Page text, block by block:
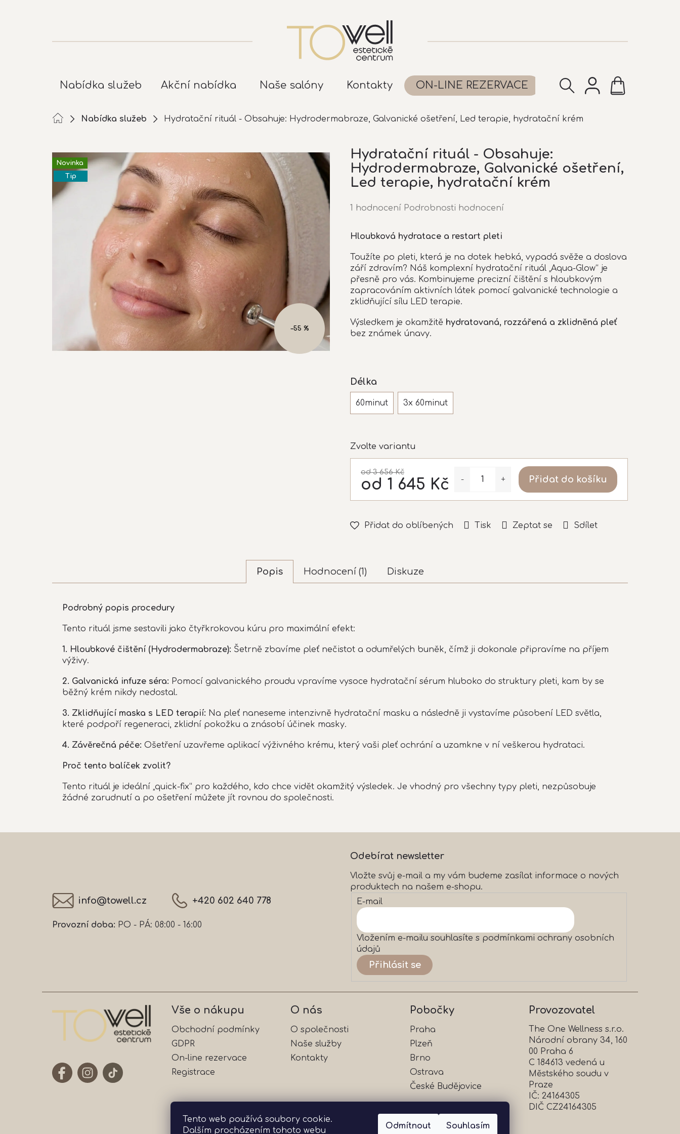
Tento web používá soubory cookie.
Dalším procházením tohoto webu
Odmítnout Souhlasím
NÁKUPNÍ
KOŠÍK
Nabídka služeb Akční nabídka Naše salóny Kontakty ON-LINE REZERVACE
Nabídka služeb Hydratační rituál - Obsahuje: Hydrodermabraze, Galvanické ošetření, Led terapie, hydratační krém
–55 %
Novinka
Tip
Zvolte variantu
Délka
60minut 3x 60minut
Hloubková hydratace a restart pleti
Toužíte po pleti, která je na dotek hebká, vypadá svěže a doslova
září zdravím? Náš komplexní hydratační rituál „Aqua-Glow“ je
přesně pro vás. Kombinujeme precizní čištění s hloubkovým
zapracováním aktivních látek pomocí galvanické technologie a
zklidňující sílu LED terapie.
Výsledkem je okamžitě hydratovaná, rozzářená a zklidněná pleť
bez známek únavy.
Přidat do oblíbených Tisk Zeptat se Sdílet
Hydratační rituál - Obsahuje:
Hydrodermabraze, Galvanické ošetření,
Led terapie, hydratační krém
Průměrné
je
5,0
hvězdiček.
1 hodnocení Podrobnosti hodnocení
od 3 656 Kč
od 1 645 Kč Přidat do košíku
Popis Hodnocení (1) Diskuze
Podrobný popis procedury
Tento rituál jsme sestavili jako čtyřkrokovou kúru pro maximální efekt:
1. Hloubkové čištění (Hydrodermabraze): Šetrně zbavíme pleť nečistot a odumřelých buněk, čímž ji dokonale připravíme na příjem
výživy.
2. Galvanická infuze séra: Pomocí galvanického proudu vpravíme vysoce hydratační sérum hluboko do struktury pleti, kam by se
běžný krém nikdy nedostal.
3. Zklidňující maska s LED terapií: Na pleť naneseme intenzivně hydratační masku a následně ji vystavíme působení LED světla,
které podpoří regeneraci, zklidní pokožku a znásobí účinek masky.
4. Závěrečná péče: Ošetření uzavřeme aplikací výživného krému, který vaši pleť ochrání a uzamkne v ní veškerou hydrataci.
Proč tento balíček zvolit?
Tento rituál je ideální „quick-fix“ pro každého, kdo chce vidět okamžitý výsledek. Je vhodný pro všechny typy pleti, nezpůsobuje
žádné zarudnutí a po ošetření můžete jít rovnou do společnosti.
info@towell.cz +420 602 640 778
Provozní doba: PO - PÁ: 08:00 - 16:00
Odebírat newsletter
Vložte svůj e-mail a my vám budeme zasílat informace o nových
produktech na našem e-shopu.
E-mail
Vložením e-mailu souhlasíte s podmínkami ochrany osobních
údajů
Přihlásit se
Vše o nákupu
Obchodní podmínky
GDPR
On-line rezervace
Registrace
O nás
O společnosti
Naše služby
Kontakty
Pobočky
Praha
Plzeň
Brno
Ostrava
České Budějovice
Provozovatel
The One Wellness s.r.o.
Národní obrany 34, 160
00 Praha 6
C 184613 vedená u
Městského soudu v
Praze
IČ: 24164305
DIČ CZ24164305